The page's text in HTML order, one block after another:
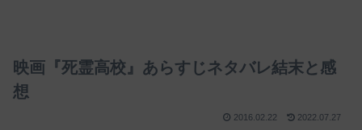
映画『死霊高校』あらすじネタバレ結末と感
想
2016.02.22 2022.07.27